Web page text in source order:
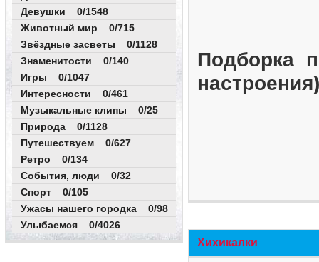
Девушки 0/1548
Животный мир 0/715
Звёздные засветы 0/1128
Знаменитости 0/140
Игры 0/1047
Интересности 0/461
Музыкальные клипы 0/25
Природа 0/1128
Путешествуем 0/627
Ретро 0/134
События, люди 0/32
Спорт 0/105
Ужасы нашего городка 0/98
Улыбаемся 0/4026
Подборка
Хихикалки